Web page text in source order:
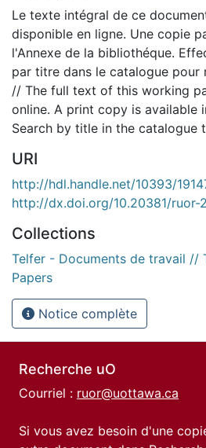
Le texte intégral de ce
disponible en ligne. Une copie
l'Annexe de la bibliothéque.
par titre dans le catalogue pour
// The full text of this working
online. A print copy is available
Search by title in the catalogue
URI
http://hdl.handle.net/10393/
http://dx.doi.org/10.20381/ruor-
Collections
Telfer - Documents de travail //
Papers
Notice complète
Recherche uO
Courriel : ruor@uottawa.ca
Si vous avez besoin d'une